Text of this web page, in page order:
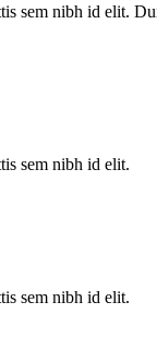
sem nibh id elit.
sem nibh id elit.
sem nibh id elit.